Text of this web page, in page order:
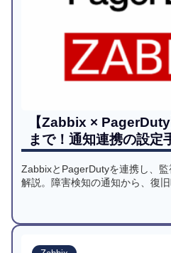
【Zabbix ×
まで！通知連携の設定
ZabbixとPagerDutyを連携し、
解説。障害検知の通知から、復
での設定手順を図解付きで紹介